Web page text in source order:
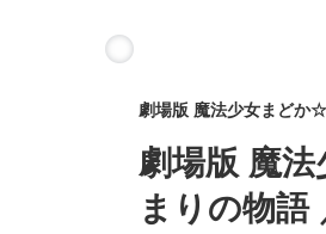
劇場版 魔法少女まどか
劇場版 魔
まりの物語